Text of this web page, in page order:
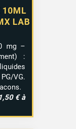
9 avis
10ML
LAB
mg –
:
VG.
€ à